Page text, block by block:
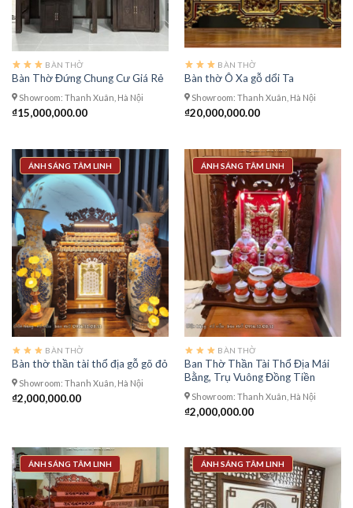
BÀN THỜ
Bàn Thờ Đứng Chung Cư Giá Rẻ
Showroom: Thanh Xuân, Hà Nội
₫15,000,000.00
BÀN THỜ
Bàn thờ Ô Xa gỗ dổi Ta
Showroom: Thanh Xuân, Hà Nội
₫20,000,000.00
ÁNH SÁNG TÂM LINH
BÀN THỜ
Bàn thờ thần tài thổ địa gỗ gõ đỏ
Showroom: Thanh Xuân, Hà Nội
₫2,000,000.00
ÁNH SÁNG TÂM LINH
BÀN THỜ
Ban Thờ Thần Tài Thổ Địa Mái
Bằng, Trụ Vuông Đồng Tiền
Showroom: Thanh Xuân, Hà Nội
₫2,000,000.00
ÁNH SÁNG TÂM LINH ÁNH SÁNG TÂM LINH